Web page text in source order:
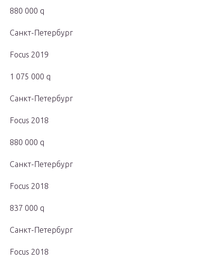
880 000 q
Санкт-Петербург
Focus 2019
1 075 000 q
Санкт-Петербург
Focus 2018
880 000 q
Санкт-Петербург
Focus 2018
837 000 q
Санкт-Петербург
Focus 2018